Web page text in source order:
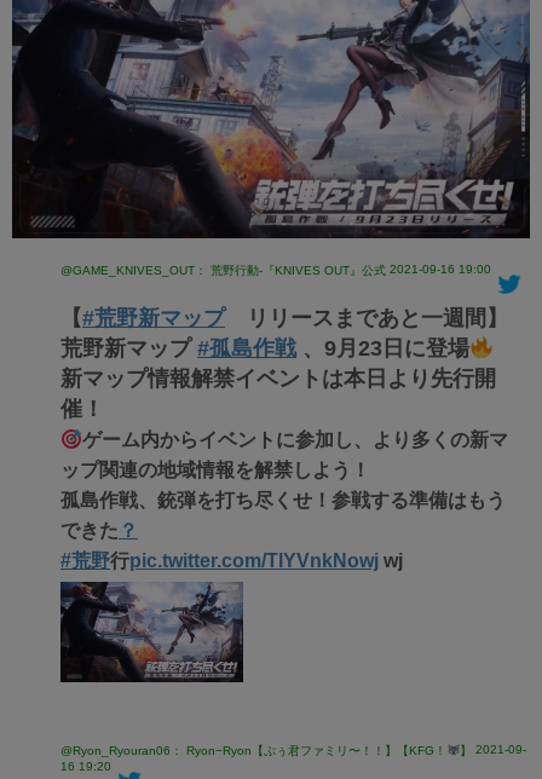
@GAME_KNIVES_OUT： 荒野行動-『KNIVES OUT』公式 2021-09-16 19:00
【#荒野新マップリリースまであと一週間】
荒野新マップ #孤島作戦 、9月23日に登場
新マップ情報解禁イベントは本日より先行開
催！
ゲーム内からイベントに参加し、より多くの新マ
ップ関連の地域情報を解禁しよう！
孤島作戦、銃弾を打ち尽くせ！参戦する準備はもう
できた ？
#荒野行pic.twitter.com/TlYVnkNowj wj
@Ryon_Ryouran06： Ryon−Ryon【ぷぅ君ファミリ〜！！】【KFG！ 】
2021-09-
16 19:20